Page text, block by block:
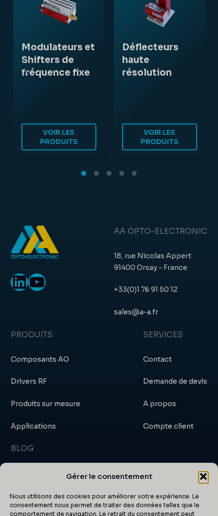
Gérer le consentement
Nous utilisons des cookies pour améliorer votre expérience. Le
consentement nous permet de traiter des données telles que le
comportement de navigation. Le retrait du consentement peut
Modulateurs et
Shifters de
fréquence fixe
VOIR LES
PRODUITS
Déflecteurs
haute
résolution
VOIR LES
PRODUITS
LinkedIn
YouTube
AA OPTO-ELECTRONIC
18, rue Nicolas Appert
91400 Orsay - France
+33(0)1 76 91 50 12
sales@a-a.fr
PRODUITS
Composants AO
Drivers RF
Produits sur mesure
Applications
SERVICES
Contact
Demande de devis
A propos
Compte client
BLOG
Actualités et événements